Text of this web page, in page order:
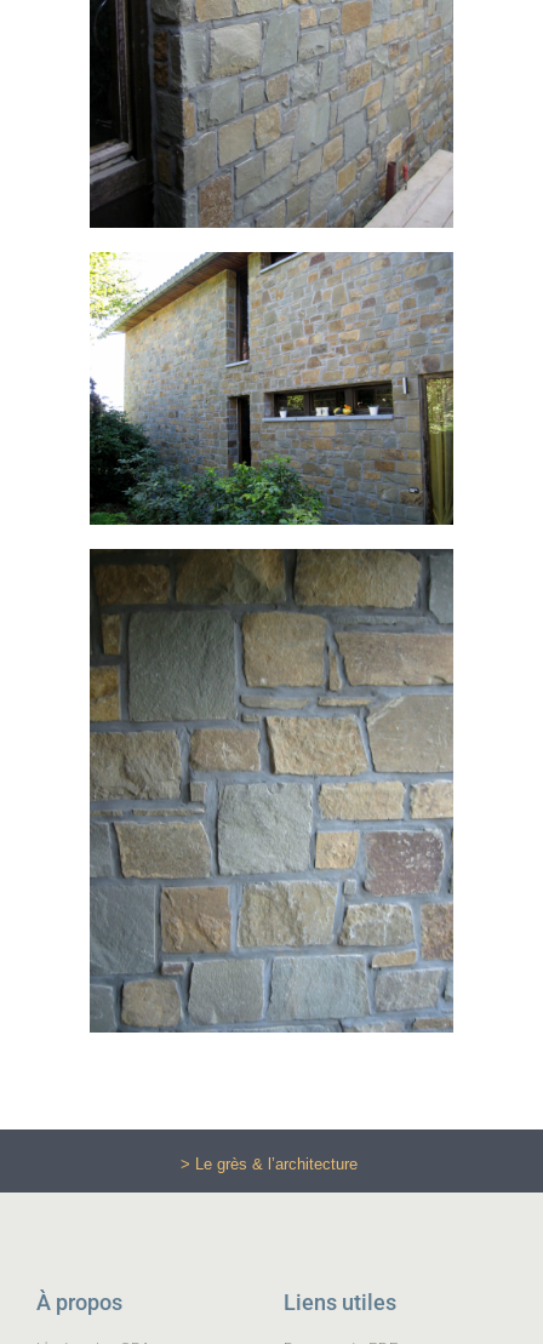
> Le grès & l’architecture
À propos Liens utiles